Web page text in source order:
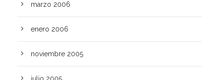
marzo 2006
enero 2006
noviembre 2005